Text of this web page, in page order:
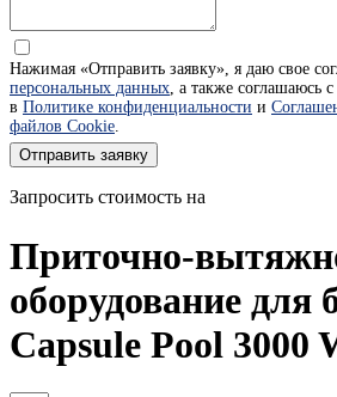
Нажимая «Отправить заявку», я даю свое
персональных данных, а также соглашаюсь
в Политике конфиденциальности и
файлов Cookie.
Отправить заявку
Запросить стоимость на
Приточно-
оборудование для
Capsule Pool 3000